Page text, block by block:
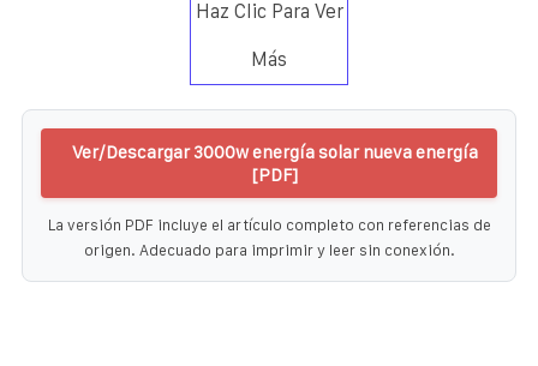
Haz Clic Para Ver
Más
Ver/Descargar 3000w energía solar nueva energía
[PDF]
La versión PDF incluye el artículo completo con referencias de
origen. Adecuado para imprimir y leer sin conexión.